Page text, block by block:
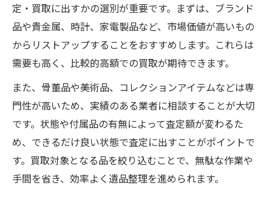
定・買取に出すかの選別が重要です。まずは、ブランド
品や貴金属、時計、家電製品など、市場価値が高いもの
からリストアップすることをおすすめします。これらは
需要も高く、比較的高額での買取が期待できます。
また、骨董品や美術品、コレクションアイテムなどは専
門性が高いため、実績のある業者に相談することが大切
です。状態や付属品の有無によって査定額が変わるた
め、できるだけ良い状態で査定に出すことがポイントで
す。買取対象となる品を絞り込むことで、無駄な作業や
手間を省き、効率よく遺品整理を進められます。